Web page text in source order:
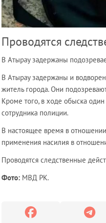
Проводятся
В Атырау задержаны
В Атырау задержаны и
житель города. Они
Кроме того, в ходе обыска
сотрудника полиции.
В настоящее время в
применения насилия в
Проводятся следственные
Фото: МВД РК.